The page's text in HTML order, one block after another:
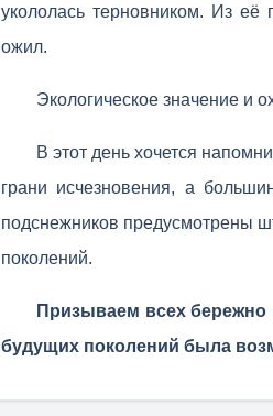
укололась терновником. Из её
ожил.
Экологическое значение и
В этот день хочется
грани исчезновения, а
подснежников предусмотрены
поколений.
Призываем всех бережно
будущих поколений была